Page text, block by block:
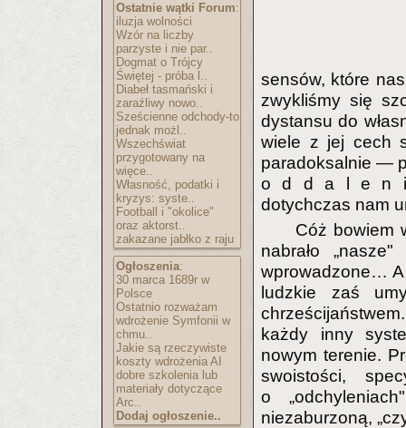
Ostatnie wątki Forum:
iluzja wolności
Wzór na liczby
parzyste i nie par..
Dogmat o Trójcy
Świętej - próba l..
Diabeł tasmański i
zaraźliwy nowo..
Sześcienne odchody-to
jednak możl..
Wszechświat
przygotowany na
więce..
Własność, podatki i
kryzys: syste..
Football i "okolice"
oraz aktorst..
zakazane jabłko z raju
Ogłoszenia:
30 marca 1689r w
Polsce
Ostatnio rozważam
wdrożenie Symfonii w
chmu..
Jakie są rzeczywiste
koszty wdrożenia AI
dobre szkolenia lub
materiały dotyczące
Arc..
Dodaj ogłoszenie..
sensów, które
zwykliśmy się
dystansu do
wiele z jej cech
paradoksalnie —
o d d a l e n i
dotychczas nam
Cóż bowiem
nabrało
wprowadzone… A
ludzkie zaś
każdy inny
nowym terenie.
swoistości,
o
niezaburzoną,